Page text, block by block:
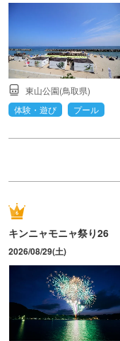
東山公園(鳥取県)
体験・遊び
プール
キンニャモニャ祭り26
2026/08/29(土)